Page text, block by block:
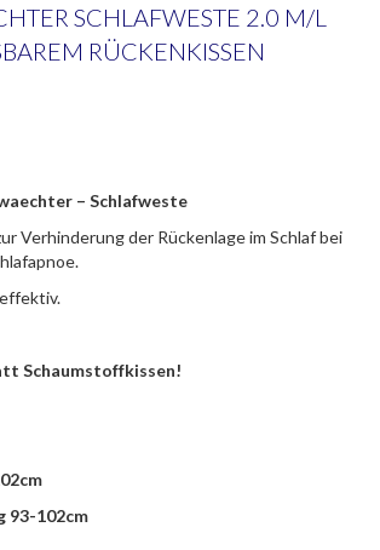
SCHLAFWESTE 2.0 M/L
RÜCKENKISSEN
– Schlafweste
Verhinderung der Rückenlage im Schlaf bei
Schaumstoffkissen!
93-102cm